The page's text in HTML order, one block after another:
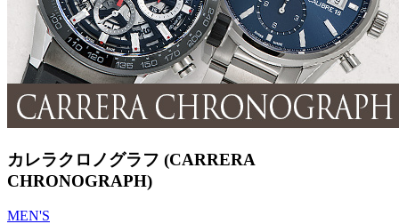
カレラクロノグラフ (CARRERA
CHRONOGRAPH)
MEN'S